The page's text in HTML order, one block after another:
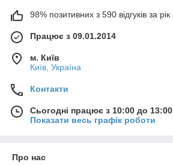
98% позитивних з 590 відгуків за рік
Працює з 09.01.2014
м. Київ
Київ, Україна
Контакти
Сьогодні працює з 10:00 до 13:00
Показати весь графік роботи
Про нас